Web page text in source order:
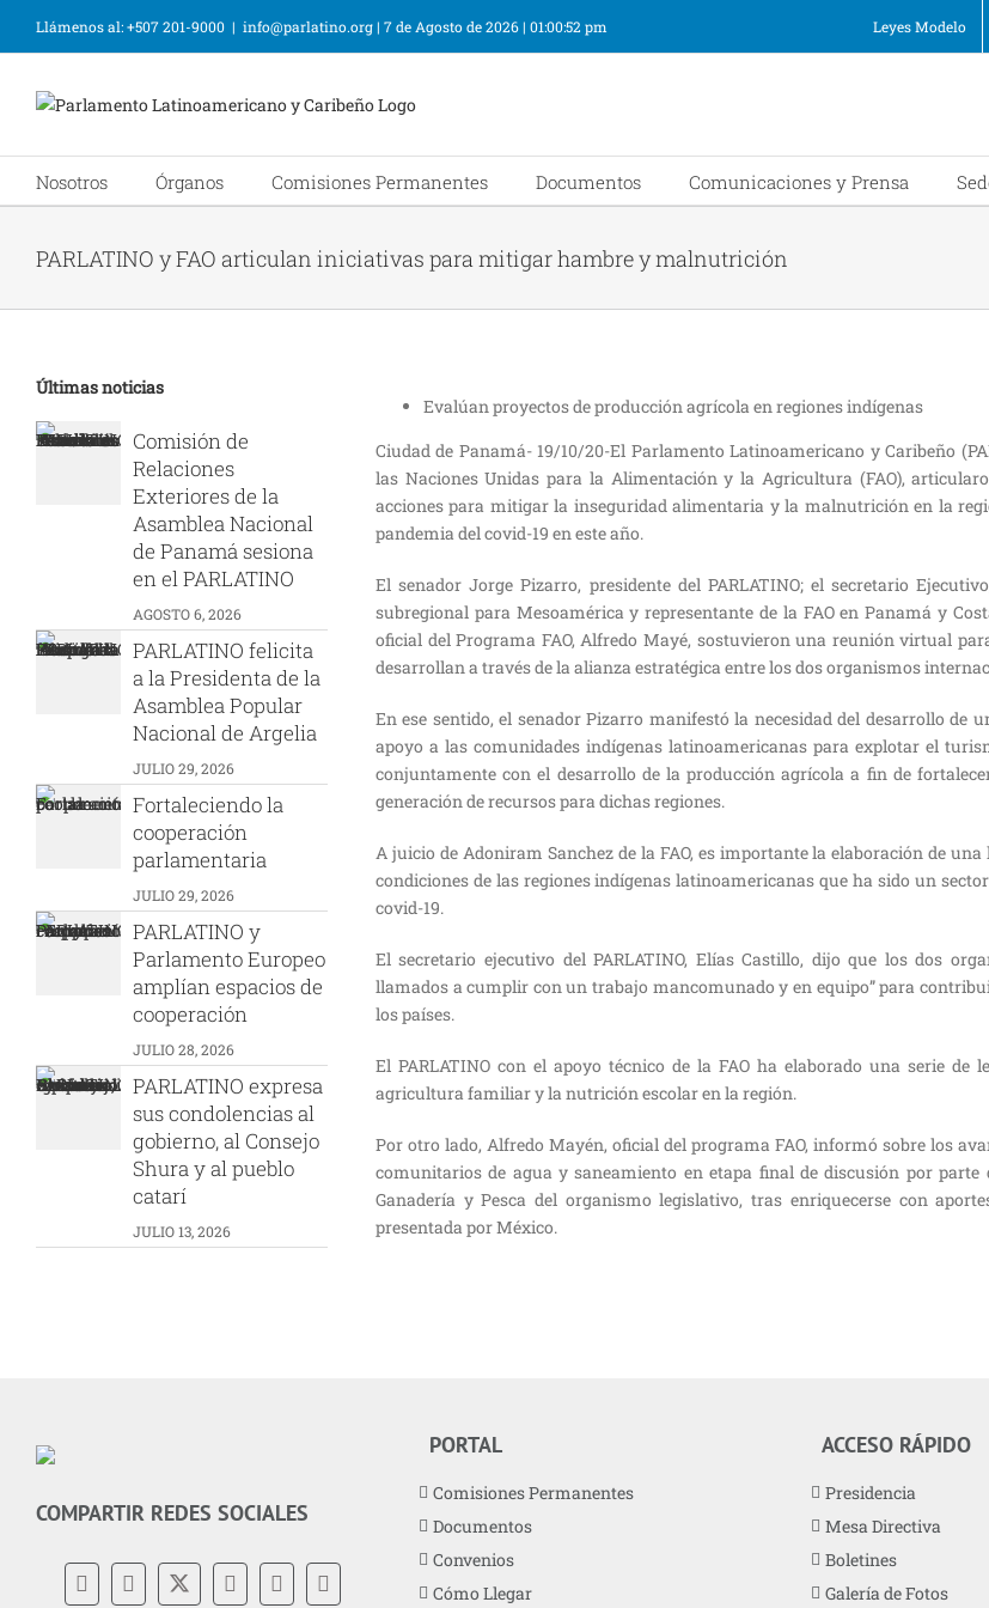
Llámenos al: +507 201-9000 | info@parlatino.org| 7 de Agosto de 2026| 01:00:52 pm Leyes Modelo
Nosotros Órganos Comisiones Permanentes Documentos Comunicaciones y Prensa
PARLATINO y FAO articulan iniciativas para mitigar hambre y malnutrición
Evalúan proyectos de producción agrícola en regiones indígenas
Ciudad de Panamá- 19/10/20-El Parlamento Latinoamericano y Caribeño
las Naciones Unidas para la Alimentación y la Agricultura (FAO),
acciones para mitigar la inseguridad alimentaria y la malnutrición en la
pandemia del covid-19 en este año.
El senador Jorge Pizarro, presidente del PARLATINO; el secretario
subregional para Mesoamérica y representante de la FAO en Panamá y
oficial del Programa FAO, Alfredo Mayé, sostuvieron una reunión virtual
desarrollan a través de la alianza estratégica entre los dos organismos
En ese sentido, el senador Pizarro manifestó la necesidad del desarrollo de
apoyo a las comunidades indígenas latinoamericanas para explotar el
conjuntamente con el desarrollo de la producción agrícola a fin de
generación de recursos para dichas regiones.
A juicio de Adoniram Sanchez de la FAO, es importante la elaboración de
condiciones de las regiones indígenas latinoamericanas que ha sido un
covid-19.
El secretario ejecutivo del PARLATINO, Elías Castillo, dijo que los dos
llamados a cumplir con un trabajo mancomunado y en equipo” para
los países.
El PARLATINO con el apoyo técnico de la FAO ha elaborado una serie de
agricultura familiar y la nutrición escolar en la región.
Por otro lado, Alfredo Mayén, oficial del programa FAO, informó sobre los
comunitarios de agua y saneamiento en etapa final de discusión por
Ganadería y Pesca del organismo legislativo, tras enriquecerse con
presentada por México.
Últimas noticias
Comisión de
Relaciones
Exteriores de la
Asamblea Nacional
de Panamá sesiona
en el PARLATINO
AGOSTO 6, 2026
PARLATINO felicita
a la Presidenta de la
Asamblea Popular
Nacional de Argelia
JULIO 29, 2026
Fortaleciendo la
cooperación
parlamentaria
JULIO 29, 2026
PARLATINO y
Parlamento Europeo
amplían espacios de
cooperación
JULIO 28, 2026
PARLATINO expresa
sus condolencias al
gobierno, al Consejo
Shura y al pueblo
catarí
JULIO 13, 2026
COMPARTIR REDES SOCIALES
PORTAL
Comisiones Permanentes
Documentos
Convenios
Cómo Llegar
ACCESO RÁPIDO
Presidencia
Mesa Directiva
Boletines
Galería de Fotos